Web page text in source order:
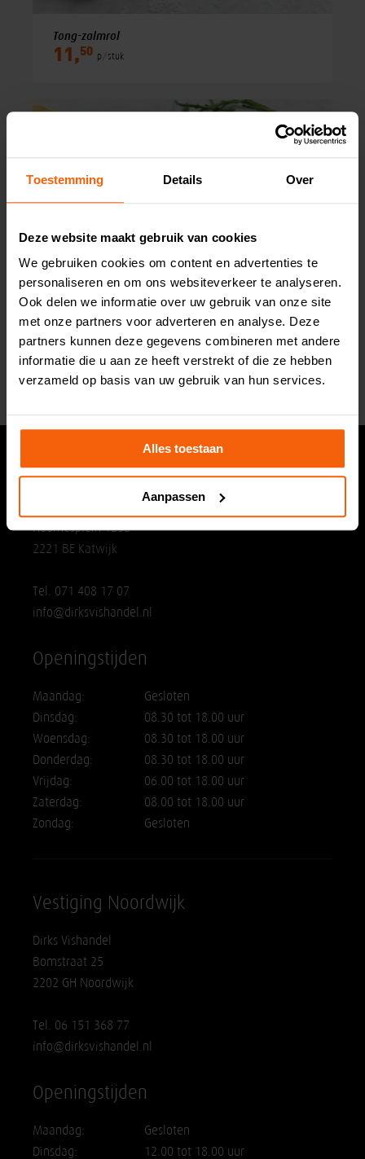
Toestemming Details Over
Deze website maakt gebruik van cookies
We gebruiken cookies om content en advertenties te
personaliseren en om ons websiteverkeer te analyseren.
Ook delen we informatie over uw gebruik van onze site
met onze partners voor adverteren en analyse. Deze
partners kunnen deze gegevens combineren met andere
informatie die u aan ze heeft verstrekt of die ze hebben
verzameld op basis van uw gebruik van hun services.
Alles toestaan
Aanpassen
Tong-zalmrol
11,50 p/stuk
Scholfilet
7, 49 p/150 gram
Hoofdvestiging
Hoornesplein 125a
2221 BE Katwijk
Tel. 071 408 17 07
info@dirksvishandel.nl
Openingstijden
Maandag:
Gesloten
Dinsdag:
08.30 tot 18.00 uur
Woensdag:
08.30 tot 18.00 uur
Donderdag:
08.30 tot 18.00 uur
Vrijdag:
06.00 tot 18.00 uur
Zaterdag:
08.00 tot 18.00 uur
Zondag:
Gesloten
Vestiging Noordwijk
Dirks Vishandel
Bomstraat 25
2202 GH Noordwijk
Tel. 06 151 368 77
info@dirksvishandel.nl
Openingstijden
Maandag:
Gesloten
Dinsdag:
12.00 tot 18.00 uur